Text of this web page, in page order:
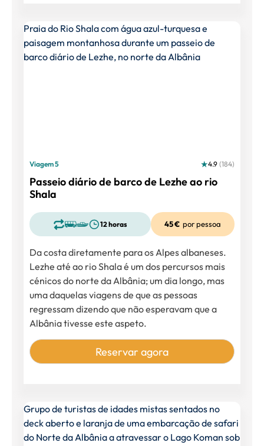
Viagem 5 4.9 (184)
Passeio diário de barco de Lezhe ao rio
Shala
12 horas 45 € por pessoa
Da costa diretamente para os Alpes albaneses.
Lezhe até ao rio Shala é um dos percursos mais
cénicos do norte da Albânia; um dia longo, mas
uma daquelas viagens de que as pessoas
regressam dizendo que não esperavam que a
Albânia tivesse este aspeto.
Reservar agora